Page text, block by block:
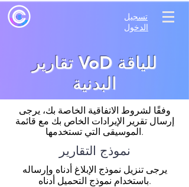
تسجيل
الدخول
تقارير VoD للياقة
البدنية
وفقًا لشروط الاتفاقية الخاصة بك، يرجى
إرسال تقرير الإيرادات الخاص بك مع قائمة
الموسيقى التي تستخدمها.
نموذج التقارير
يرجى تنزيل نموذج الإبلاغ أدناه وإرساله
باستخدام نموذج التحميل أدناه.